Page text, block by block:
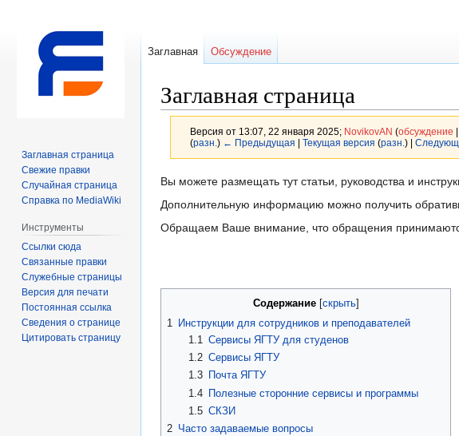
Заглавная страница
Версия от 13:07, 22 января 2025; NovikovAN (обсуждение
(разн. ) ← Предыдущая Текущая версия (разн. ) |
Перейти
к
Перейти
к
Вы можете размещать тут статьи, руководства и
Дополнительную информацию можно получить
Обращаем Ваше внимание, что обращения
Содержание
1
Инструкции для сотрудников и преподавателей
1.1 Сервисы ЯГТУ для студенов
1.2 Сервисы ЯГТУ
1.3
Почта ЯГТУ
1.4 Полезные сторонние сервисы и программы
1.5 СКЗИ
2 Часто задаваемые вопросы
Заглавная Обсуждение
Заглавная страница
Свежие правки
Случайная страница
Справка по MediaWiki
Инструменты
Ссылки сюда
Связанные правки
Служебные страницы
Версия для печати
Постоянная ссылка
Сведения о странице
Цитировать страницу